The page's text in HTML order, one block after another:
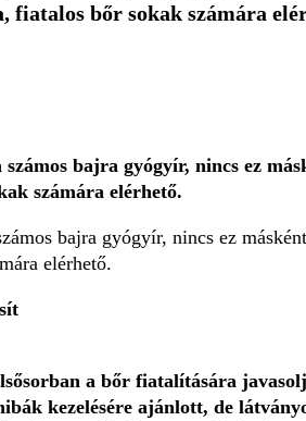
fiatalos bőr sokak számára
bajra gyógyír, nincs ez
számára elérhető.
bajra gyógyír, nincs ez
elérhető.
a bőr fiatalítására
kezelésére ajánlott, de